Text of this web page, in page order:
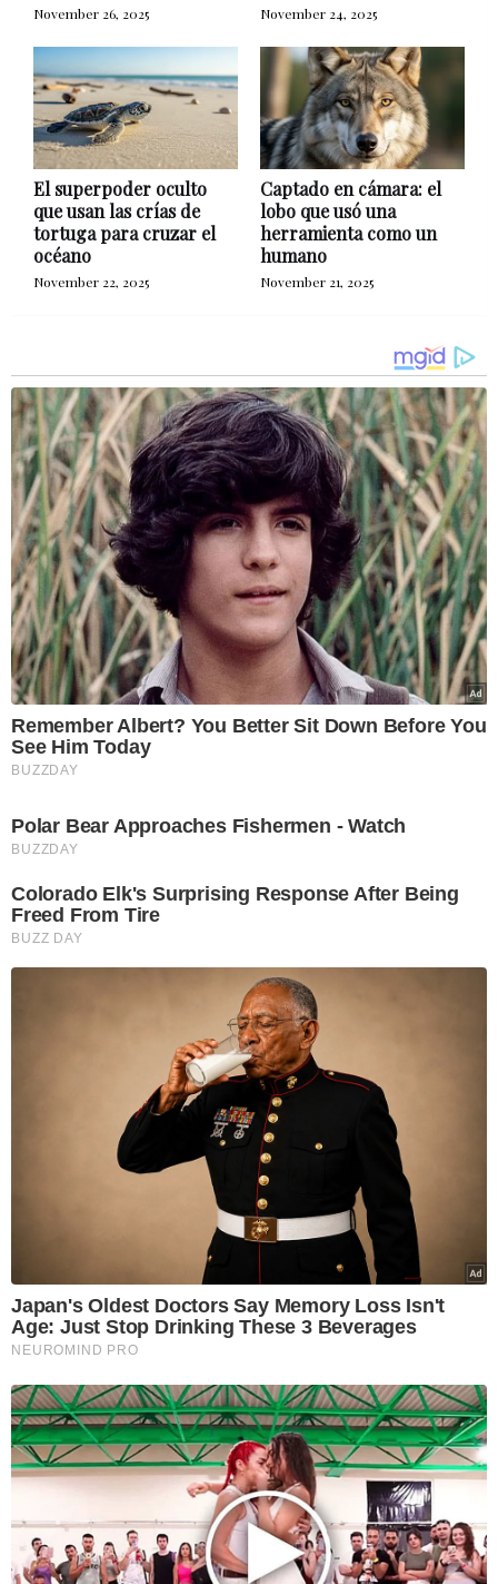
November 26, 2025 November 24, 2025
El superpoder oculto
que usan las crías de
tortuga para cruzar el
océano
November 22, 2025
Captado en cámara: el
lobo que usó una
herramienta como un
humano
November 21, 2025